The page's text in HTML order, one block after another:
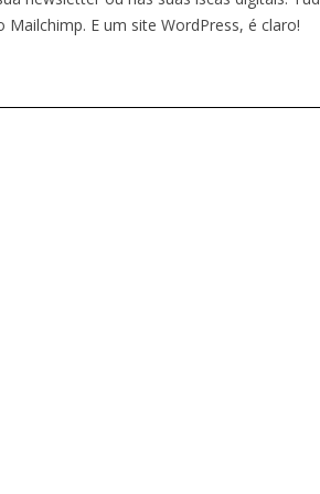
Mailchimp. E um site WordPress, é claro!